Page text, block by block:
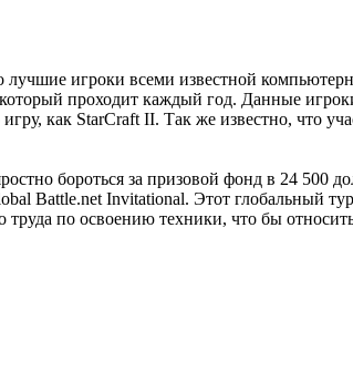
лучшие игроки всеми известной
проходит каждый год. Данные
как StarCraft II. Так же известно, что
бороться за призовой фонд в 24 500
Battle.net Invitational. Этот глобальный
по освоению техники, что бы